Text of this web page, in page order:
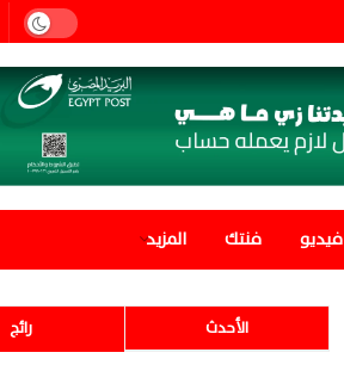
فيديو فنتك المزيد
رائج الأحدث